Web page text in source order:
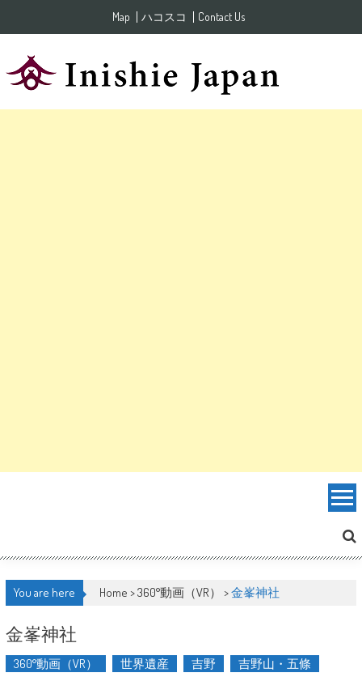
Map ハコスコ Contact Us
You are here Home >360°動画（VR） >金峯神社
金峯神社
360°動画（VR） 世界遺産 吉野
吉野山・五條